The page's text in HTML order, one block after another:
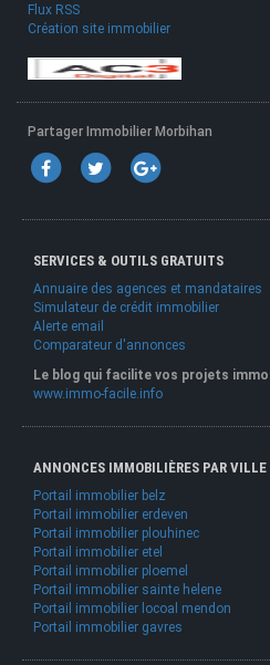
Flux RSS
Création site immobilier
Partager Immobilier Morbihan
SERVICES & OUTILS GRATUITS
Annuaire des agences et mandataires
Simulateur de crédit immobilier
Alerte email
Comparateur d'annonces
Le blog qui facilite vos projets
www.immo-facile.info
ANNONCES IMMOBILIÈRES PAR VILLE
Portail immobilier belz
Portail immobilier erdeven
Portail immobilier plouhinec
Portail immobilier etel
Portail immobilier ploemel
Portail immobilier sainte helene
Portail immobilier locoal mendon
Portail immobilier gavres